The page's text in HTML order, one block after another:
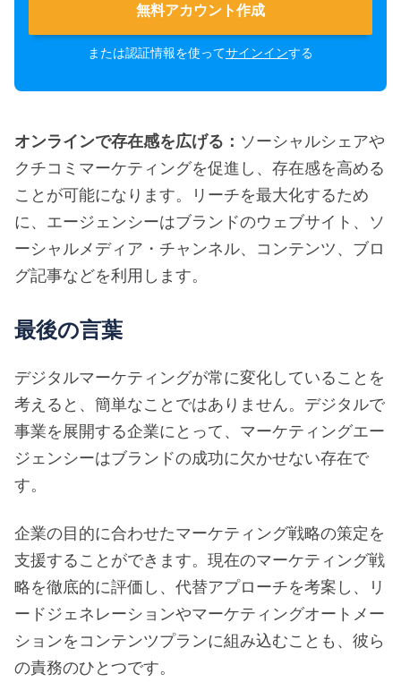
無料アカウント作成
または認証情報を使ってサインインする
オンラインで存在感を広げる： ソーシャルシェアや
クチコミマーケティングを促進し、存在感を高める
ことが可能になります。リーチを最大化するため
に、エージェンシーはブランドのウェブサイト、ソ
ーシャルメディア・チャンネル、コンテンツ、ブロ
グ記事などを利用します。
最後の言葉
デジタルマーケティングが常に変化していることを
考えると、簡単なことではありません。デジタルで
事業を展開する企業にとって、マーケティングエー
ジェンシーはブランドの成功に欠かせない存在で
す。
企業の目的に合わせたマーケティング戦略の策定を
支援することができます。現在のマーケティング戦
略を徹底的に評価し、代替アプローチを考案し、リ
ードジェネレーションやマーケティングオートメー
ションをコンテンツプランに組み込むことも、彼ら
の責務のひとつです。